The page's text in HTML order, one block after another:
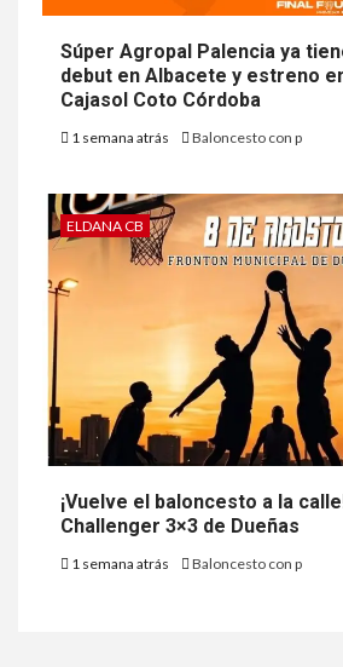
Súper Agropal Palencia ya
debut en Albacete y estreno
Cajasol Coto Córdoba
1 semana atrás Baloncesto con p
ELDANA CB
¡Vuelve el baloncesto a la
Challenger 3×3 de Dueñas
1 semana atrás Baloncesto con p